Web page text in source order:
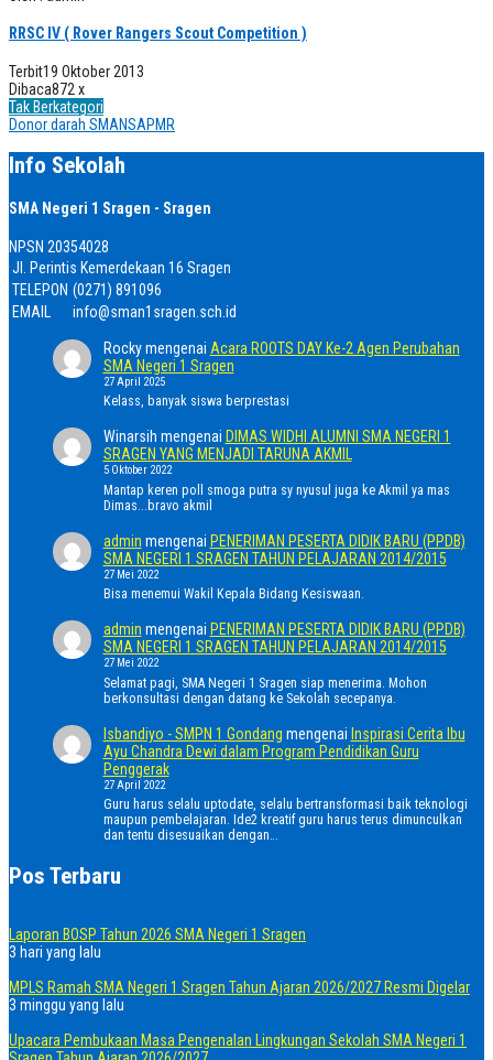
RRSC IV ( Rover Rangers Scout Competition )
Terbit19 Oktober 2013
Dibaca872 x
Tak Berkategori
Donor darah SMANSAPMR
Info Sekolah
SMA Negeri 1 Sragen - Sragen
NPSN 20354028
Jl. Perintis Kemerdekaan 16 Sragen
TELEPON (0271) 891096
EMAIL
info@sman1sragen.sch.id
Rockymengenai Acara ROOTS DAY Ke-2 Agen Perubahan
SMA Negeri 1 Sragen
27 April 2025
Kelass, banyak siswa berprestasi
Winarsih mengenai DIMAS WIDHI ALUMNI SMA NEGERI 1
SRAGEN YANG MENJADI TARUNA AKMIL
5 Oktober 2022
Mantap keren poll smoga putra sy nyusul juga ke Akmil ya mas
Dimas...bravo akmil
admin mengenai PENERIMAN PESERTA DIDIK BARU (PPDB)
SMA NEGERI 1 SRAGEN TAHUN PELAJARAN 2014/2015
27 Mei 2022
Bisa menemui Wakil Kepala Bidang Kesiswaan.
admin mengenai PENERIMAN PESERTA DIDIK BARU (PPDB)
SMA NEGERI 1 SRAGEN TAHUN PELAJARAN 2014/2015
27 Mei 2022
Selamat pagi, SMA Negeri 1 Sragen siap menerima. Mohon
berkonsultasi dengan datang ke Sekolah secepanya.
Isbandiyo - SMPN 1 Gondang mengenai Inspirasi Cerita Ibu
Ayu Chandra Dewi dalam Program Pendidikan Guru
Penggerak
27 April 2022
Guru harus selalu uptodate, selalu bertransformasi baik teknologi
maupun pembelajaran. Ide2 kreatif guru harus terus dimunculkan
dan tentu disesuaikan dengan…
Pos Terbaru
Laporan BOSP Tahun 2026 SMA Negeri 1 Sragen
3 hari yang lalu
MPLS Ramah SMA Negeri 1 Sragen Tahun Ajaran 2026/2027 Resmi Digelar
3 minggu yang lalu
Upacara Pembukaan Masa Pengenalan Lingkungan Sekolah SMA Negeri 1